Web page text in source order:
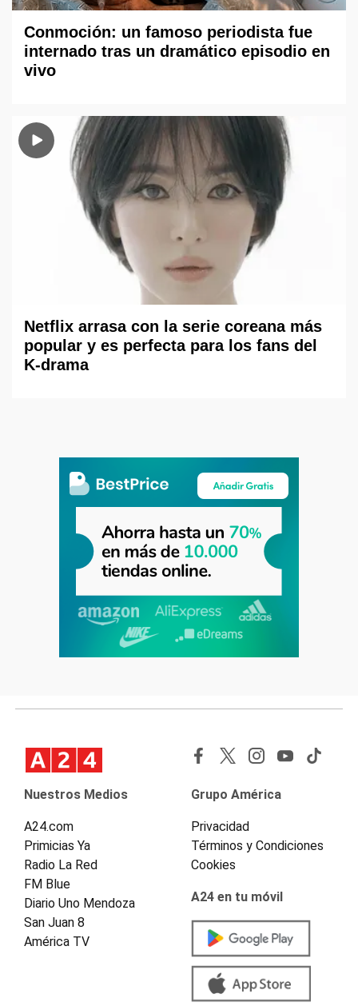
Conmoción: un famoso periodista fue
internado tras un dramático episodio en
vivo
Netflix arrasa con la serie coreana más
popular y es perfecta para los fans del
K-drama
Nuestros Medios
A24.com
Primicias Ya
Radio La Red
FM Blue
Diario Uno Mendoza
San Juan 8
América TV
Grupo América
Privacidad
Términos y Condiciones
Cookies
A24 en tu móvil